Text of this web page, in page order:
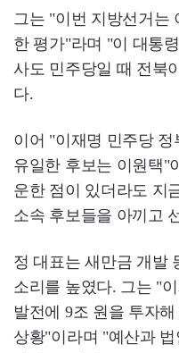
그는 "이번 지방선거는
한 평가"라며 "이 대통
사도 민주당일 때 전북
다.
이어 "이재명 민주당
유일한 후보는 이원택"
운한 점이 있더라도 지
소속 후보들을 아끼고
정 대표는 새만금 개발
소리를 높였다. 그는 "
발전에 9조 원을 투자
상황"이라며 "예산과